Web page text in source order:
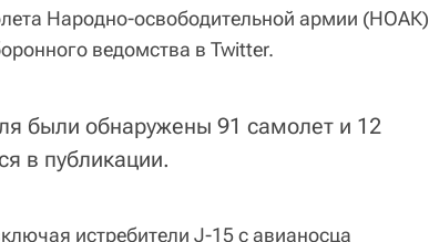
Народно-освободительной армии (НОАК)
ведомства в Twitter.
были обнаружены 91 самолет и 12
в публикации.
истребители J-15 с авианосца